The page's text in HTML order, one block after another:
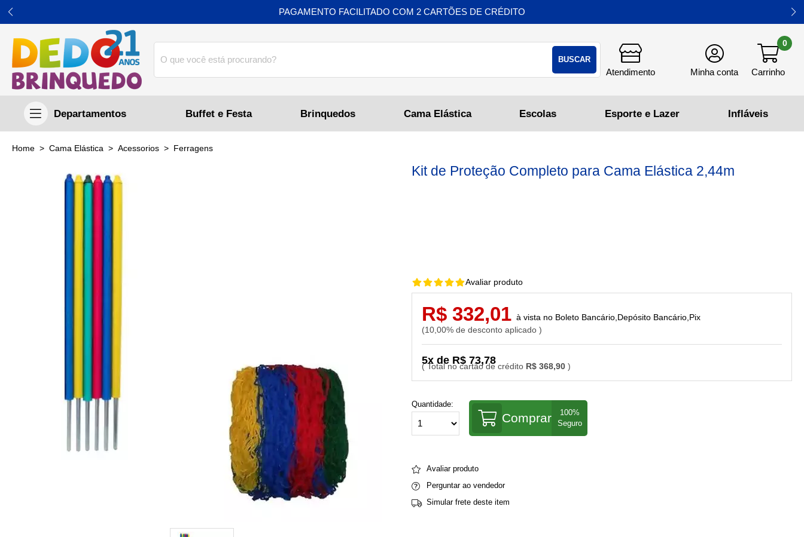
BUSCAR
0
Buffet e Festa Brinquedos Cama Elástica
PAGAMENTO FACILITADO COM 2 CARTÕES DE CRÉDITO
home Cama Elástica acessorios ferragens
Kit de Proteção Completo para Cama Elástica 2,44m
Avaliar produto
R$ 368,90
5x de R$ 73,78
R$ 332,01
10,00% de desconto aplicado
Boleto Bancário,Depósito Bancário,Pix
Quantidade:
Comprar
Avaliar produto
Perguntar ao vendedor
Simular frete deste item